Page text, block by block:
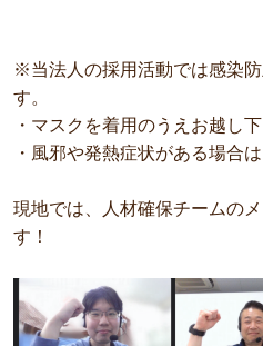
※当法人の採用活動では感染
す。
・マスクを着用のうえお越し下
・風邪や発熱症状がある場合
現地では、人材確保チームの
す！